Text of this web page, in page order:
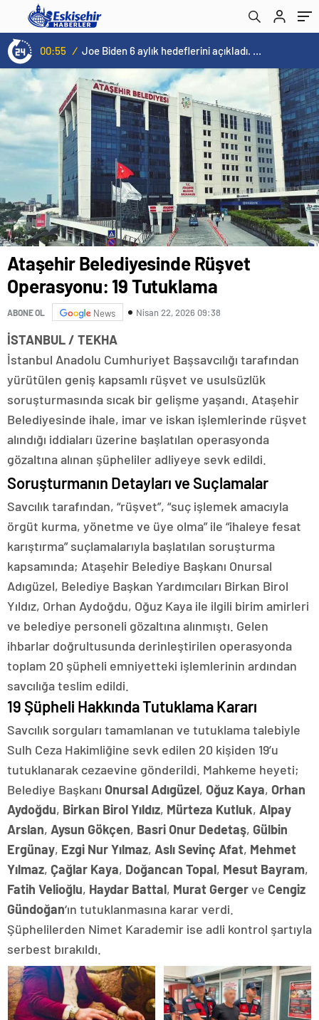
00:55 / Joe Biden 6 aylık hedeflerini açıkladı. Senato buz gibi…
Ataşehir Belediyesinde Rüşvet
Operasyonu: 19 Tutuklama
ABONE OL News Nisan 22, 2026 09:38
İSTANBUL / TEKHA
İstanbul Anadolu Cumhuriyet Başsavcılığı tarafından
yürütülen geniş kapsamlı rüşvet ve usulsüzlük
soruşturmasında sıcak bir gelişme yaşandı. Ataşehir
Belediyesinde ihale, imar ve iskan işlemlerinde rüşvet
alındığı iddiaları üzerine başlatılan operasyonda
gözaltına alınan şüpheliler adliyeye sevk edildi.
Soruşturmanın Detayları ve Suçlamalar
Savcılık tarafından, “rüşvet”, “suç işlemek amacıyla
örgüt kurma, yönetme ve üye olma” ile “ihaleye fesat
karıştırma” suçlamalarıyla başlatılan soruşturma
kapsamında; Ataşehir Belediye Başkanı Onursal
Adıgüzel, Belediye Başkan Yardımcıları Birkan Birol
Yıldız, Orhan Aydoğdu, Oğuz Kaya ile ilgili birim amirleri
ve belediye personeli gözaltına alınmıştı. Gelen
ihbarlar doğrultusunda derinleştirilen operasyonda
toplam 20 şüpheli emniyetteki işlemlerinin ardından
savcılığa teslim edildi.
19 Şüpheli Hakkında Tutuklama Kararı
Savcılık sorguları tamamlanan ve tutuklama talebiyle
Sulh Ceza Hakimliğine sevk edilen 20 kişiden 19’u
tutuklanarak cezaevine gönderildi. Mahkeme heyeti;
Belediye Başkanı Onursal Adıgüzel, Oğuz Kaya, Orhan
Aydoğdu, Birkan Birol Yıldız, Mürteza Kutluk, Alpay
Arslan, Aysun Gökçen, Basri Onur Dedetaş, Gülbin
Ergünay, Ezgi Nur Yılmaz, Aslı Sevinç Afat, Mehmet
Yılmaz, Çağlar Kaya, Doğancan Topal, Mesut Bayram,
Fatih Velioğlu, Haydar Battal, Murat Gergerve Cengiz
Gündoğan‘ın tutuklanmasına karar verdi.
Şüphelilerden Nimet Karademir ise adli kontrol şartıyla
serbest bırakıldı.